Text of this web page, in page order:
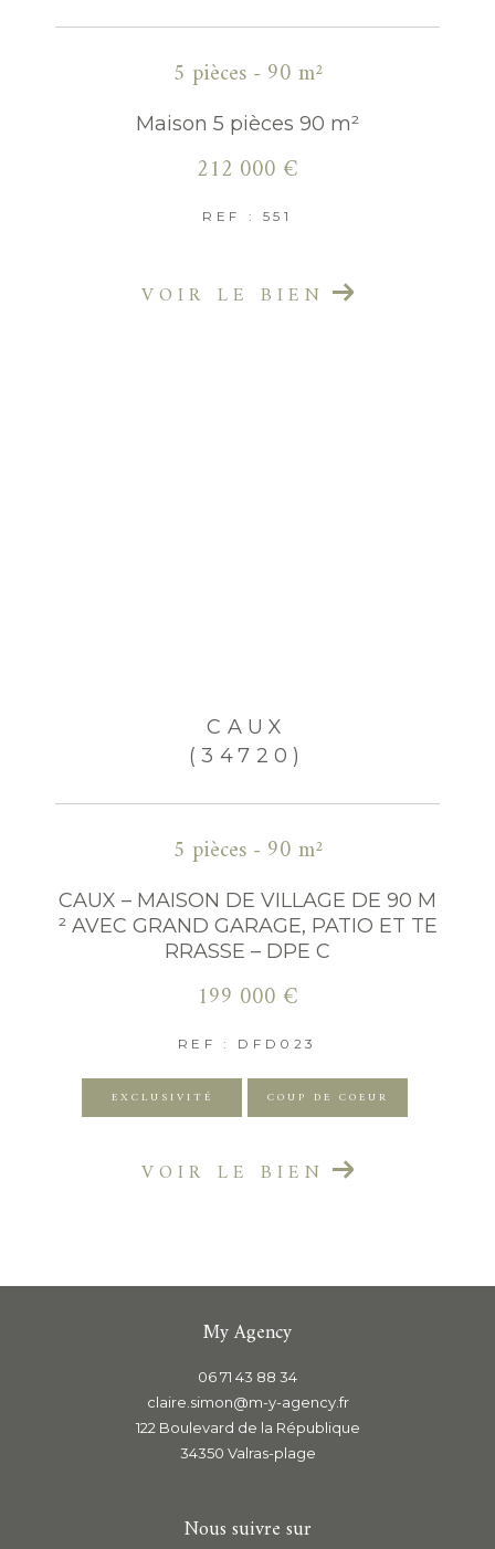
5 pièces - 90 m²
Maison 5 pièces 90 m²
212 000 €
REF : 551
VOIR LE BIEN
CAUX
(34720)
5 pièces - 90 m²
CAUX – MAISON DE VILLAGE DE 90 M
² AVEC GRAND GARAGE, PATIO ET TE
RRASSE – DPE C
199 000 €
REF : DFD023
EXCLUSIVITÉ COUP DE COEUR
VOIR LE BIEN
My Agency
06 71 43 88 34
claire.simon@m-y-agency.fr
122 Boulevard de la République
34350
valras-plage
Nous suivre sur